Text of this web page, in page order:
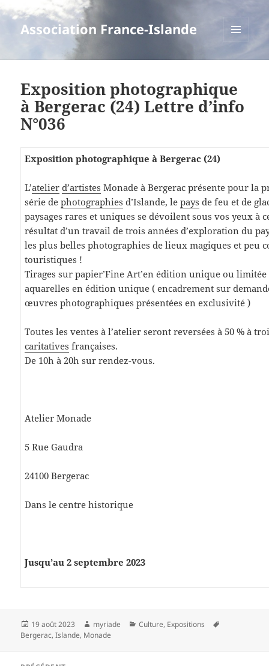
Association France-Islande
Exposition photographique
à Bergerac (24) Lettre d’info
N°036
Exposition photographique à Bergerac (24)
L’atelier d’artistes Monade à Bergerac présente pour la
série dephotographies d’Islande, lepays de feu et de
paysages rares et uniques se dévoilent sous vos yeux à
résultat d’un travail de trois années d’exploration du
les plus belles photographies de lieux magiques et peu
touristiques !
Tirages sur papier’Fine Art’en édition unique ou limitée
aquarelles en édition unique ( encadrement sur
œuvres photographiques présentées en exclusivité )
Toutes les ventes à l’atelier seront reversées à 50 % à
caritatives françaises.
De 10h à 20h sur rendez-vous.
Atelier Monade
5 Rue Gaudra
24100 Bergerac
Dans le centre historique
Jusqu’au 2 septembre 2023
Publié
le
19 août 2023 Auteur
myriade Catégories
Culture, Expositions
Bergerac,Islande, Monade